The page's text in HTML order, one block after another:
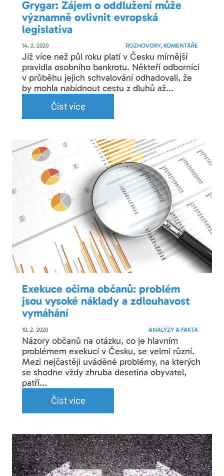
Grygar: Zájem o oddlužení může
významně ovlivnit evropská
legislativa
14. 2. 2020 ROZHOVORY, KOMENTÁŘE
Již více než půl roku platí v Česku mírnější
pravidla osobního bankrotu. Někteří odborníci
v průběhu jejich schvalování odhadovali, že
by mohla nabídnout cestu z dluhů až...
Číst více
Exekuce očima občanů: problém
jsou vysoké náklady a zdlouhavost
vymáhání
10. 2. 2020 ANALÝZY A FAKTA
Názory občanů na otázku, co je hlavním
problémem exekucí v Česku, se velmi různí.
Mezi nejčastěji uváděné problémy, na kterých
se shodne vždy zhruba desetina obyvatel,
patří...
Číst více